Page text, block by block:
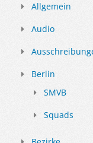
Allgemein
Audio
Berlin
SMVB
Squads